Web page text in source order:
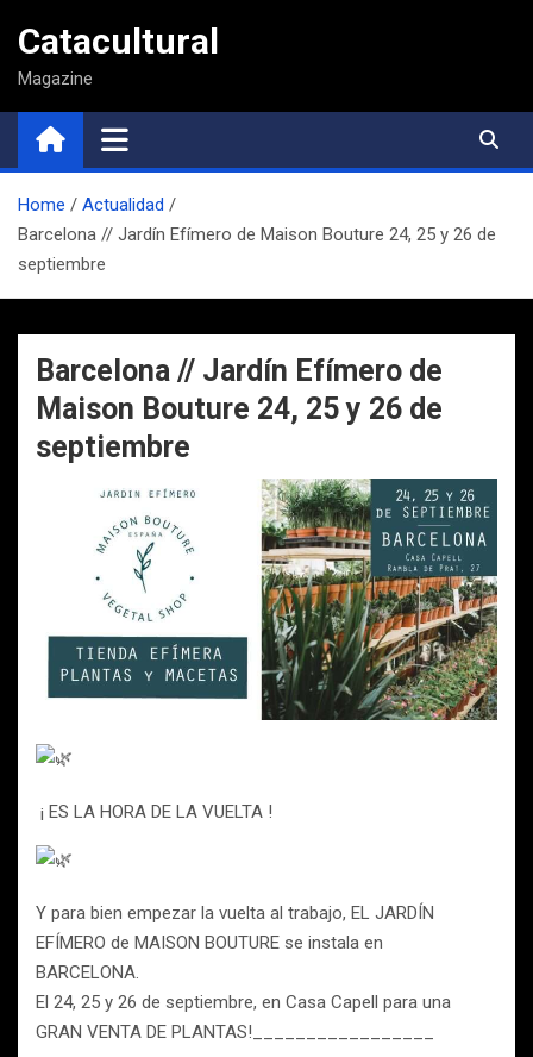
contenido
Catacultural
Magazine
Home
Actualidad
Barcelona // Jardín Efímero de Maison Bouture 24, 25 y 26 de
septiembre
Barcelona // Jardín Efímero de
Maison Bouture 24, 25 y 26 de
septiembre
¡ ES LA HORA DE LA VUELTA !
Y para bien empezar la vuelta al trabajo, EL JARDÍN
EFÍMERO de MAISON BOUTURE se instala en
BARCELONA.
El 24, 25 y 26 de septiembre, en Casa Capell para una
GRAN VENTA DE PLANTAS!_________________